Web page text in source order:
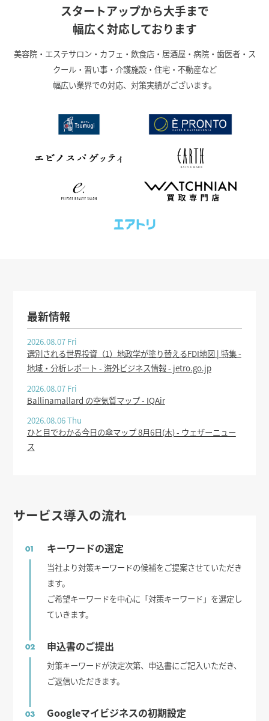
スタートアップから大手まで
幅広く対応しております
美容院・エステサロン・カフェ・飲食店・居酒屋・病院・歯医者・ス
クール・習い事・介護施設・住宅・不動産など
幅広い業界での対応、対策実績がございます。
最新情報
2026.08.07 Fri
選別される世界投資（1）地政学が塗り替えるFDI地図 | 特集 -
地域・分析レポート - 海外ビジネス情報 - jetro.go.jp
2026.08.07 Fri
Ballinamallard の空気質マップ - IQAir
2026.08.06 Thu
ひと目でわかる今日の傘マップ 8月6日(木) - ウェザーニュー
ス
サービス導入の流れ
01 キーワードの選定
当社より対策キーワードの候補をご提案させていただき
ます。
ご希望キーワードを中心に「対策キーワード」を選定し
ていきます。
02 申込書のご提出
対策キーワードが決定次第、申込書にご記入いただき、
ご返信いただきます。
03 Googleマイビジネスの初期設定